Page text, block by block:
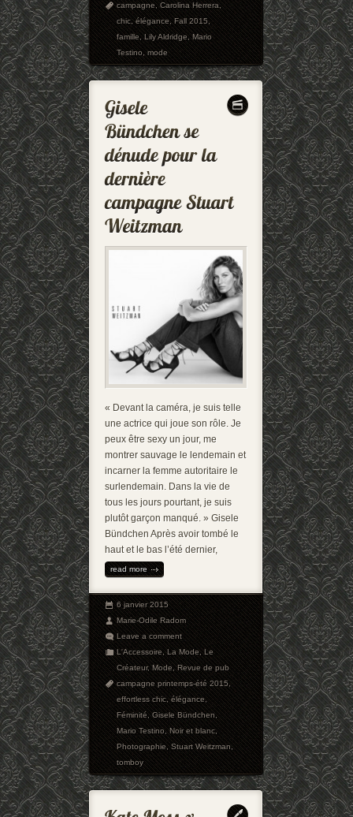
campagne,Carolina Herrera,
chic,élégance,Fall 2015,
famille,Lily Aldridge,Mario
Testino,mode
« Devant la caméra, je suis telle
une actrice qui joue son rôle. Je
peux être sexy un jour, me
montrer sauvage le lendemain et
incarner la femme autoritaire le
surlendemain. Dans la vie de
tous les jours pourtant, je suis
plutôt garçon manqué. » Gisele
Bündchen Après avoir tombé le
haut et le bas l’été dernier,
read more
6 janvier 2015
Marie-Odile Radom
Leave a comment
L'Accessoire,La Mode,Le
Créateur,Mode,Revue de pub
campagne printemps-été 2015,
effortless chic,élégance,
Féminité,Gisele Bündchen,
Mario Testino,Noir et blanc,
Photographie,Stuart Weitzman,
tomboy